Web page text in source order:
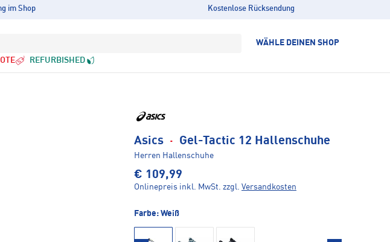
im Shop Kostenlose Rücksendung
WÄHLE DEINEN SHOP
REFURBISHED
Asics · Gel-Tactic 12 Hallenschuhe
Herren Hallenschuhe
€ 109,99
Onlinepreis inkl. MwSt. zzgl. Versandkosten
Farbe: Weiß